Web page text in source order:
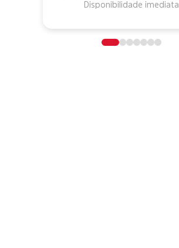
Disponibilidade imediata